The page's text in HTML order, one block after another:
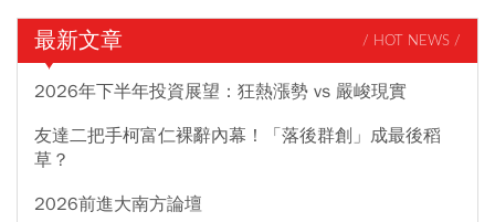
最新文章 / HOT NEWS /
2026年下半年投資展望：狂熱漲勢 vs 嚴峻現實
友達二把手柯富仁裸辭內幕！「落後群創」成最後稻
草？
2026前進大南方論壇